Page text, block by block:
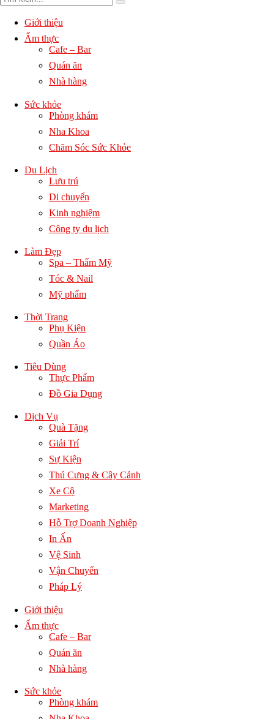
Giới thiệu
Ẩm thực
Cafe – Bar
Quán ăn
Nhà hàng
Sức khỏe
Phòng khám
Nha Khoa
Chăm Sóc Sức Khỏe
Du Lịch
Lưu trú
Di chuyển
Kinh nghiệm
Công ty du lịch
Làm Đẹp
Spa – Thẩm Mỹ
Tóc & Nail
Mỹ phẩm
Thời Trang
Phụ Kiện
Quần Áo
Tiêu Dùng
Thực Phẩm
Đồ Gia Dụng
Dịch Vụ
Quà Tặng
Giải Trí
Sự Kiện
Thú Cưng & Cây Cảnh
Xe Cộ
Marketing
Hỗ Trợ Doanh Nghiệp
In Ấn
Vệ Sinh
Vận Chuyển
Pháp Lý
Giới thiệu
Ẩm thực
Cafe – Bar
Quán ăn
Nhà hàng
Sức khỏe
Phòng khám